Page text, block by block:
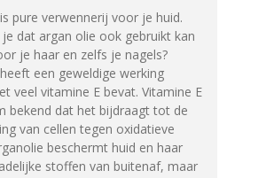
pure verwennerij voor je huid.
dat argan olie ook gebruikt kan
je haar en zelfs je nagels?
een geweldige werking
veel vitamine E bevat. Vitamine E
bekend dat het bijdraagt tot de
van cellen tegen oxidatieve
beschermt huid en haar
stoffen van buitenaf, maar